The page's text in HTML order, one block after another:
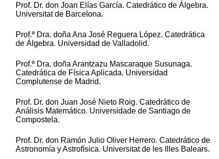
Prof. Dr. don Joan Elías García. Catedrático de Álgebra.
Universitat de Barcelona.
Prof.ª Dra. doña Ana José Reguera López. Catedrática
de Álgebra. Universidad de Valladolid.
Prof.ª Dra. doña Arantzazu Mascaraque Susunaga.
Catedrática de Física Aplicada. Universidad
Complutense de Madrid.
Prof. Dr. don Juan José Nieto Roig. Catedrático de
Análisis Matemático. Universidade de Santiago de
Compostela.
Prof. Dr. don Ramón Julio Oliver Herrero. Catedrático de
Astronomía y Astrofísica. Universitat de les Illes Balears.